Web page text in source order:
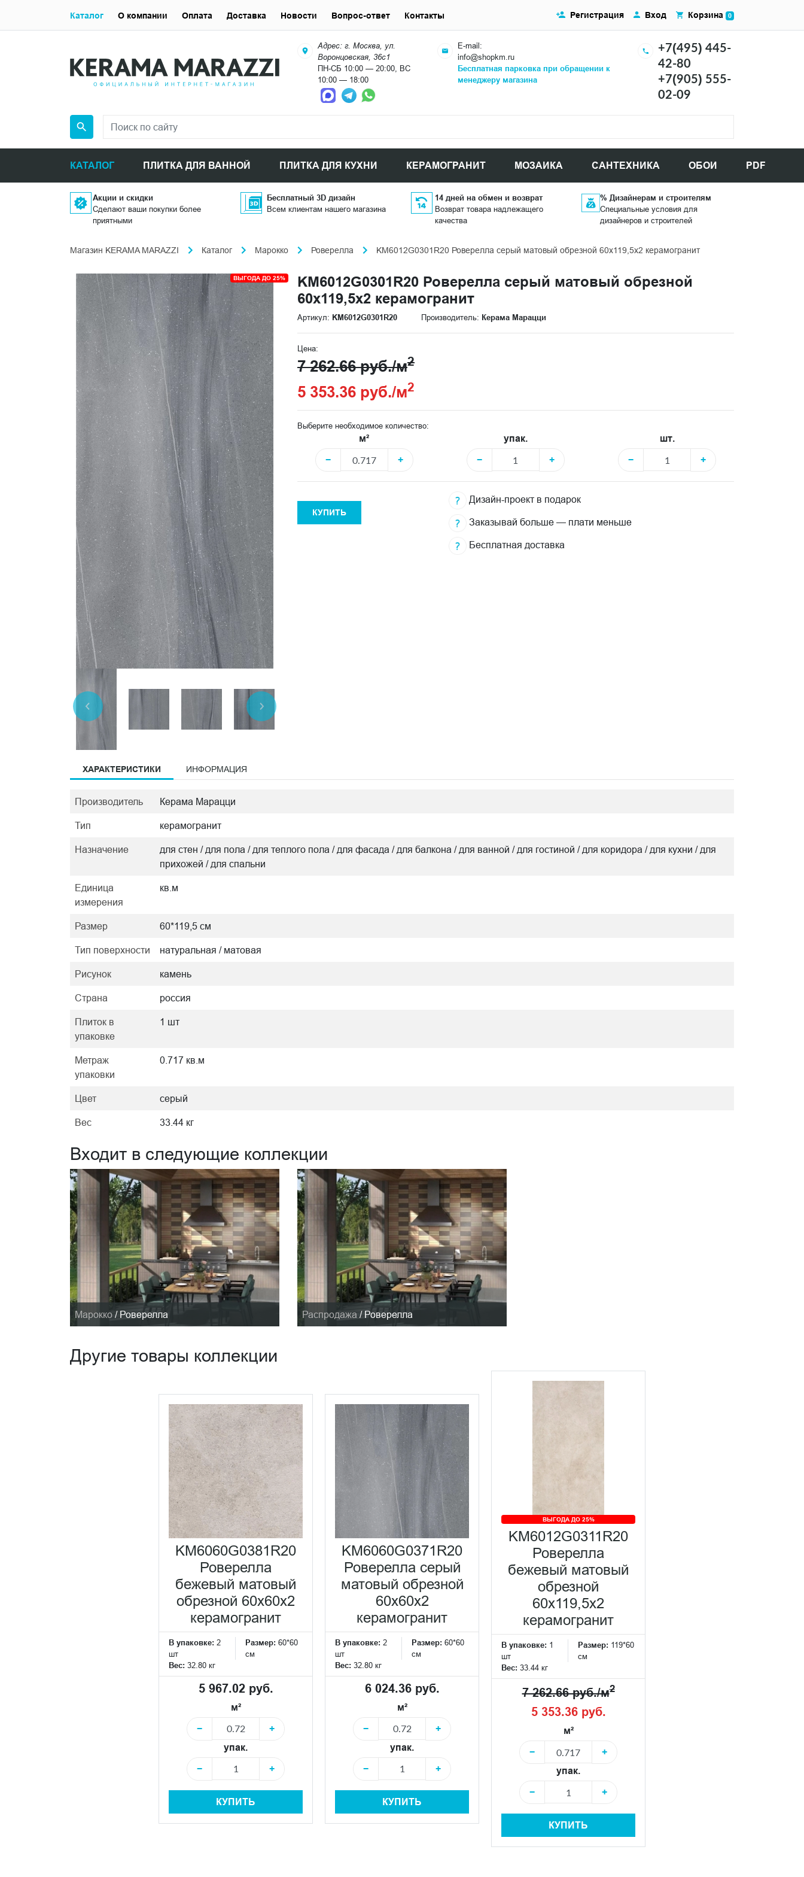
Адрес: г. Москва, ул.
Воронцовская, 36с1
ПН-СБ 10:00 — 20:00, ВС
10:00 — 18:00
E-mail:
info@shopkm.ru
Бесплатная парковка при обращении к
менеджеру магазина
+7(495) 445-
42-80
+7(905) 555-
02-09
КАТАЛОГ ПЛИТКА ДЛЯ ВАННОЙ ПЛИТКА ДЛЯ КУХНИ КЕРАМОГРАНИТ МОЗАИКА САНТЕХНИКА ОБОИ PDF
Регистрация Вход Корзина 0
Каталог О компании Оплата Доставка Новости Вопрос-ответ Контакты
Акции и скидки
Сделают ваши покупки более
приятными
Бесплатный 3D дизайн
Всем клиентам нашего магазина
14 дней на обмен и возврат
Возврат товара надлежащего
качества
% Дизайнерам и строителям
Специальные условия для
дизайнеров и строителей
Магазин KERAMA MARAZZI Каталог Марокко Роверелла KM6012G0301R20 Роверелла серый матовый обрезной 60x119,5x2 керамогранит
ВЫГОДА ДО 25%
KM6012G0301R20 Роверелла серый матовый обрезной
60x119,5x2 керамогранит
Артикул: KM6012G0301R20 Производитель: Керама Марацци
Цена:
7 262.66 руб./м2
5 353.36 руб./м2
Выберите необходимое количество:
м²
−
+
упак.
−
+
шт.
−
+
КУПИТЬ
Дизайн-проект в подарок
Заказывай больше — плати меньше
Бесплатная доставка
ХАРАКТЕРИСТИКИ ИНФОРМАЦИЯ
Производитель Керама Марацци
Тип керамогранит
Назначение
для стен / для пола / для теплого пола / для фасада / для балкона / для ванной / для гостиной / для коридора / для кухни / для
прихожей / для спальни
Единица
измерения
кв.м
Размер 60*119,5 см
Тип поверхности натуральная / матовая
Рисунок камень
Страна россия
Плиток в
упаковке
1 шт
Метраж
упаковки
0.717 кв.м
Цвет серый
Вес 33.44 кг
Входит в следующие коллекции
Марокко / Роверелла Распродажа / Роверелла
Другие товары коллекции
KM6060G0381R20
Роверелла
бежевый матовый
обрезной 60x60x2
керамогранит
В упаковке: 2
шт
Размер: 60*60
см
Вес: 32.80 кг
5 967.02 руб.
м²
−
+
упак.
−
+
КУПИТЬ
KM6060G0371R20
Роверелла серый
матовый обрезной
60x60x2
керамогранит
В упаковке: 2
шт
Размер: 60*60
см
Вес: 32.80 кг
6 024.36 руб.
м²
−
+
упак.
−
+
КУПИТЬ
ВЫГОДА ДО 25%
KM6012G0311R20
Роверелла
бежевый матовый
обрезной
60x119,5x2
керамогранит
В упаковке: 1
шт
Размер: 119*60
см
Вес: 33.44 кг
7 262.66 руб./м2
5 353.36 руб.
м²
−
+
упак.
−
+
КУПИТЬ